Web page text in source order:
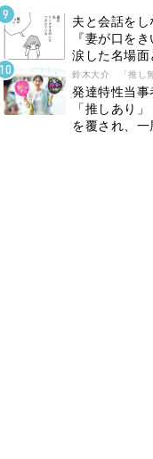
夫と会話を
『妻が口を
涙した名場面
鈴木大介 「推し
発達特性当
「推しあり
を覆され、